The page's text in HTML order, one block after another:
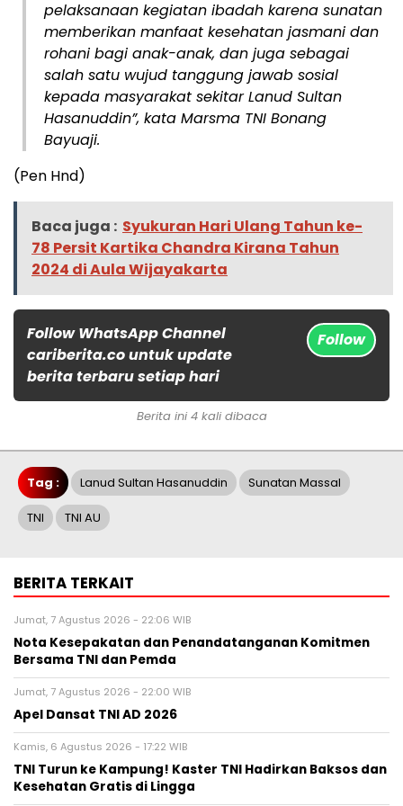
pelaksanaan kegiatan ibadah karena sunatan
memberikan manfaat kesehatan jasmani dan
rohani bagi anak-anak, dan juga sebagai
salah satu wujud tanggung jawab sosial
kepada masyarakat sekitar Lanud Sultan
Hasanuddin”, kata Marsma TNI Bonang
Bayuaji.
(Pen Hnd)
Baca juga : Syukuran Hari Ulang Tahun ke-
78 Persit Kartika Chandra Kirana Tahun
2024 di Aula Wijayakarta
Follow WhatsApp Channel
cariberita.co untuk update
berita terbaru setiap hari
Follow
Berita ini 4 kali dibaca
Tag : Lanud Sultan Hasanuddin Sunatan Massal
TNI TNI AU
BERITA TERKAIT
Jumat, 7 Agustus 2026 - 22:06 WIB
Nota Kesepakatan dan Penandatanganan Komitmen
Bersama TNI dan Pemda
Jumat, 7 Agustus 2026 - 22:00 WIB
Apel Dansat TNI AD 2026
Kamis, 6 Agustus 2026 - 17:22 WIB
TNI Turun ke Kampung! Kaster TNI Hadirkan Baksos dan
Kesehatan Gratis di Lingga